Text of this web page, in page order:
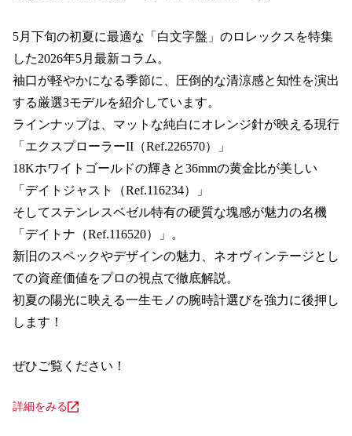
5月下旬の初夏に最適な「白文字盤」のロレックスを特集
した2026年5月最新コラム。
袖口が軽やかになる季節に、圧倒的な清涼感と知性を演出
する厳選3モデルを紹介しています。
ラインナップは、マットな純白にオレンジ針が映える現行
「エクスプローラーII（Ref.226570）」
18Kホワイトゴールドの輝きと36mmの黄金比が美しい
「デイトジャスト（Ref.116234）」
そしてステンレスベゼル特有の硬質な塊感が魅力の名機
「デイトナ（Ref.116520）」。
新旧のスペックやデザインの魅力、ネオヴィンテージとし
ての資産価値をプロの視点で徹底解説。
初夏の陽光に映える一生モノの腕時計選びを強力に後押し
します！
ぜひご覧ください！
詳細をみる